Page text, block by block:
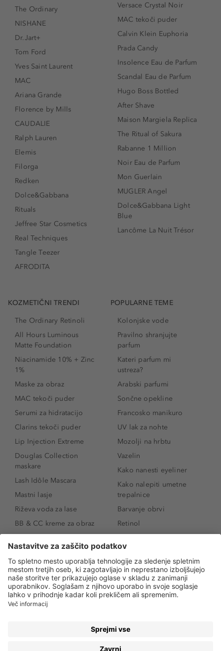
The Ordinary
NISHANE
Dr.Jart+
Tom Ford
Yves Saint Laurent
MAC
Ariana Grande
Florence by Mills
CAUDALIE
Ralph Lauren
Elemis
Filorga
Redken
Dolce&Gabbana
Rituals
Jeffree Star Cosmetics
Real Techniques
Tangle Teezer
AFRODITA
Versace Crystal Noir
MAC tekoči puder
Calvin Klein Euphoria
Prada Candy
Insolence Eau de Parfum
Scandal Eau de Parfum
Hugo Boss Bottled
After Shave
Maison Margiela Replica
The Ritual of Sakura
Rabanne 1 Million
Noir Eau de Parfum
Mon Guerlain
MUGLER Angel
Dolce&Gabbana Light
Blue
Lancôme La Nuit Trésor
KOZMETIČNI TRENDI
The Ordinary Retinoli
All Hours Luminous
Matte Foundation
Niacinamide 10% + Zinc
1%
Maske za obraz
MAC tekoči puder
Serumi za hidratacijo
Clarins tekoči puder
Lip Injection Extreme
Douglas Collection
maskare
Lash Idôle Mascara
Mastni lasje
Riževa voda za lase
BB & CC kreme za obraz
SPF 30
Senčila za oči
Tekoči puder
Ličenje povešenih vek
Kako povečati oči
POPULARNE TEME
Kolonjske vode
Pravilno shranjujte
parfum
Kateri parfum mi
ustreza?
Arabski parfumi
Sončne opekline
Francosko manikuro
UV lak za nohte
Mozolji na hrbtu
Vazelin
Kako nanesti eyeliner
Kako nalepiti umetne
trepalnice
Barvanje obrvi
Retinol
Niacinamid
Rozacea
Salicilna kislina